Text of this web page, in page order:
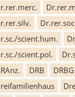
scient.hum.
scient.pol.
DRB DRBG